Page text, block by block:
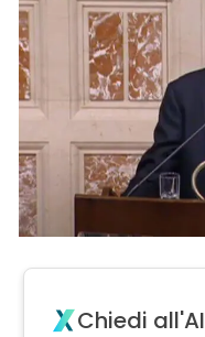
Chiedi all'AI